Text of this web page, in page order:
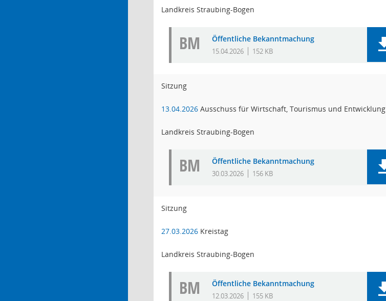
Landkreis Straubing-Bogen
BM Öffentliche Bekanntmachung
15.04.2026 152 KB
Sitzung
13.04.2026 Ausschuss für Wirtschaft, Tourismus und Entwicklung
Landkreis Straubing-Bogen
BM Öffentliche Bekanntmachung
30.03.2026 156 KB
Sitzung
27.03.2026 Kreistag
Landkreis Straubing-Bogen
BM Öffentliche Bekanntmachung
12.03.2026 155 KB